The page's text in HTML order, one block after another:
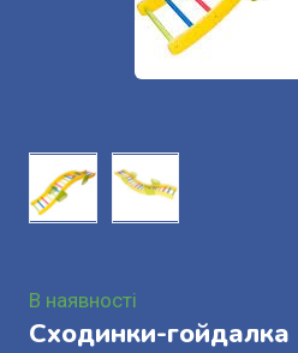
В наявності
Сходинки-гойдалка